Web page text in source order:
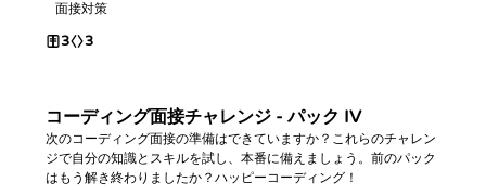
面接対策
3 3
コーディング面接チャレンジ - パック IV
次のコーディング面接の準備はできていますか？これらのチャレン
ジで自分の知識とスキルを試し、本番に備えましょう。前のパック
はもう解き終わりましたか？ハッピーコーディング！